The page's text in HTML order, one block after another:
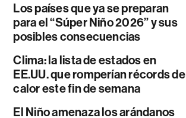
Los países que ya se preparan
para el “Súper Niño 2026” y sus
posibles consecuencias
Clima: la lista de estados en
EE.UU. que romperían récords de
calor este fin de semana
El Niño amenaza los arándanos